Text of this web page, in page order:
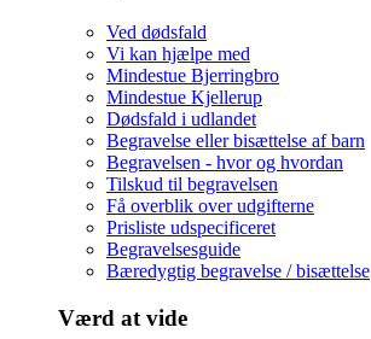
Ved dødsfald
Vi kan hjælpe med
Mindestue Bjerringbro
Mindestue Kjellerup
Dødsfald i udlandet
Begravelse eller bisættelse af barn
Begravelsen - hvor og hvordan
Tilskud til begravelsen
Få overblik over udgifterne
Prisliste udspecificeret
Begravelsesguide
Bæredygtig begravelse / bisættelse
Værd at vide